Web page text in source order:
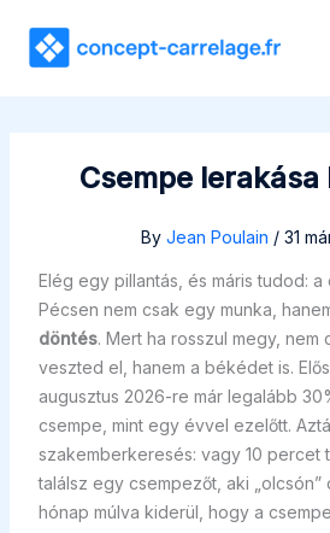
content
Csempe
By Jean Poulain / 31
Elég egy pillantás, és máris tudod: a
Pécsen nem csak egy munka,
döntés. Mert ha rosszul megy, nem
veszted el, hanem a békédet is.
augusztus 2026-re már legalább
csempe, mint egy évvel ezelőtt.
szakemberkeresés: vagy 10 percet
találsz egy csempezőt, aki
hónap múlva kiderül, hogy a